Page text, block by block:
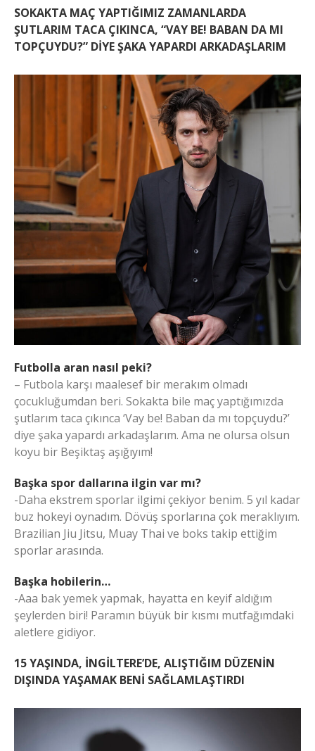
SOKAKTA MAÇ YAPTIĞIMIZ ZAMANLARDA
ŞUTLARIM TACA ÇIKINCA, “VAY BE! BABAN DA MI
TOPÇUYDU?” DİYE ŞAKA YAPARDI ARKADAŞLARIM
Futbolla aran nasıl peki?
– Futbola karşı maalesef bir merakım olmadı
çocukluğumdan beri. Sokakta bile maç yaptığımızda
şutlarım taca çıkınca ‘Vay be! Baban da mı topçuydu?’
diye şaka yapardı arkadaşlarım. Ama ne olursa olsun
koyu bir Beşiktaş aşığıyım!
Başka spor dallarına ilgin var mı?
-Daha ekstrem sporlar ilgimi çekiyor benim. 5 yıl kadar
buz hokeyi oynadım. Dövüş sporlarına çok meraklıyım.
Brazilian Jiu Jitsu, Muay Thai ve boks takip ettiğim
sporlar arasında.
Başka hobilerin…
-Aaa bak yemek yapmak, hayatta en keyif aldığım
şeylerden biri! Paramın büyük bir kısmı mutfağımdaki
aletlere gidiyor.
15 YAŞINDA, İNGİLTERE’DE, ALIŞTIĞIM DÜZENİN
DIŞINDA YAŞAMAK BENİ SAĞLAMLAŞTIRDI